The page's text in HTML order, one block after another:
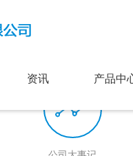
资讯 产品中